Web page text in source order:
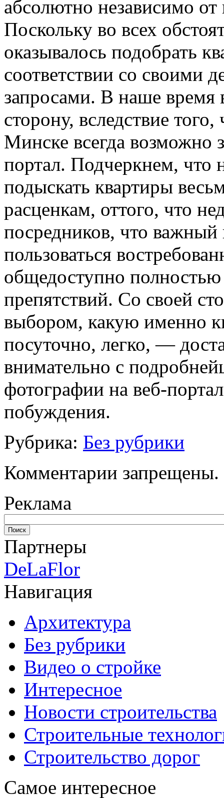
абсолютно независимо
Поскольку во всех
оказывалось подобрать
соответствии со своими
запросами. В наше
сторону, вследствие
Минске всегда возможно
портал. Подчеркнем, что
подыскать квартиры
расценкам, оттого, что
посредников, что
пользоваться
общедоступно полностью
препятствий. Со своей
выбором, какую именно
посуточно, легко, —
внимательно с
фотографии на веб-
побуждения.
Рубрика: Без рубрики
Комментарии запрещены.
Реклама
Партнеры
DeLaFlor
Навигация
Архитектура
Без рубрики
Видео о стройке
Интересное
Новости строительства
Строительные
Строительство дорог
Самое интересное